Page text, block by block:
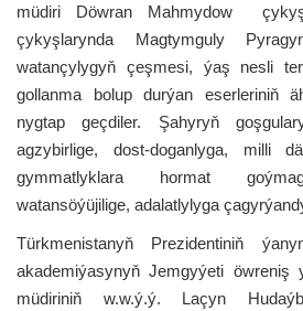
müdiri Döwran Mahmydow
çykyşlarynda Magtymguly
watançylygyň çeşmesi, ýaş nesli
gollanma bolup durýan eserleriniň
nygtap geçdiler. Şahyryň
agzybirlige, dost-doganlyga, milli
gymmatlyklara hormat
watansöýüjilige, adalatlylyga
Türkmenistanyň Prezidentiniň
akademiýasynyň Jemgyýeti
müdiriniň w.w.ý.ý. Laçyn